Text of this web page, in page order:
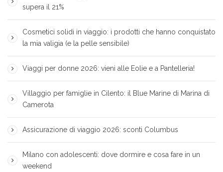
supera il 21%
Cosmetici solidi in viaggio: i prodotti che hanno conquistato
la mia valigia (e la pelle sensibile)
Viaggi per donne 2026: vieni alle Eolie e a Pantelleria!
Villaggio per famiglie in Cilento: il Blue Marine di Marina di
Camerota
Assicurazione di viaggio 2026: sconti Columbus
Milano con adolescenti: dove dormire e cosa fare in un
weekend